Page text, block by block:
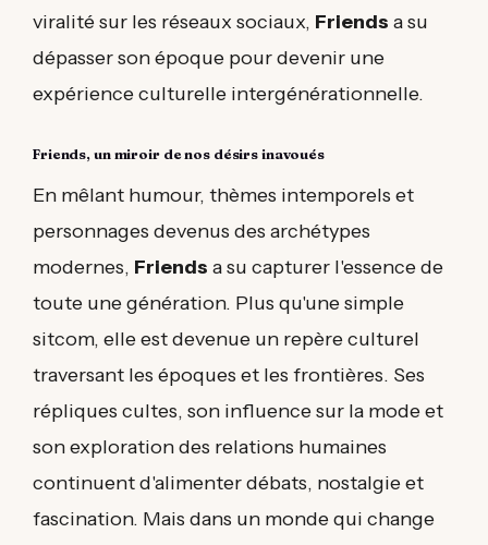
viralité sur les réseaux sociaux, Friends a su
dépasser son époque pour devenir une
expérience culturelle intergénérationnelle.
Friends, un miroir de nos désirs inavoués
En mêlant humour, thèmes intemporels et
personnages devenus des archétypes
modernes, Friends a su capturer l'essence de
toute une génération. Plus qu'une simple
sitcom, elle est devenue un repère culturel
traversant les époques et les frontières. Ses
répliques cultes, son influence sur la mode et
son exploration des relations humaines
continuent d'alimenter débats, nostalgie et
fascination. Mais dans un monde qui change